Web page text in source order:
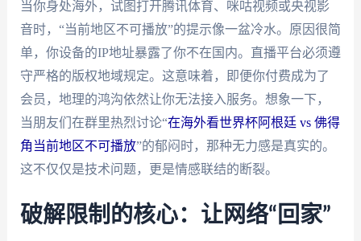
当你身处海外，试图打开腾讯体育、咪咕视频或央视影
音时，“当前地区不可播放”的提示像一盆冷水。原因很简
单，你设备的IP地址暴露了你不在国内。直播平台必须遵
守严格的版权地域规定。这意味着，即便你付费成为了
会员，地理的鸿沟依然让你无法接入服务。想象一下，
当朋友们在群里热烈讨论“在海外看世界杯阿根廷 vs 佛得
角当前地区不可播放”的郁闷时，那种无力感是真实的。
这不仅仅是技术问题，更是情感联结的断裂。
破解限制的核心：让网络“回家”